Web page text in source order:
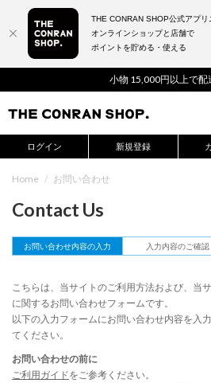
小物 15,000円以上で配
ログイン 新規登録
Home / お問い合わせ
Contact Us
お問い合わせ内容の入力 入力内容のご確認
こちらは、当サイトのご利用方法および、当
に関するお問い合わせフォームです。
以下の入力フォームにお問い合わせ内容を入
てください。
お問い合わせの前に
ご利用ガイドをご参考ください。
THE CONRAN SHOP公式アプリ
オンラインショップと店舗で
ポイントを貯める・使える